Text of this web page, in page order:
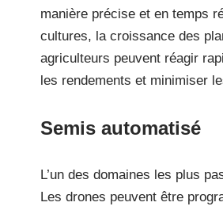
manière précise et en temps
cultures, la croissance des
agriculteurs peuvent réagir
les rendements et minimiser
Semis automatisé
L’un des domaines les plus
Les drones peuvent être